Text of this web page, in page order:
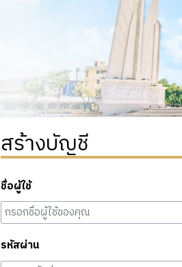
สร้างบัญชี
ชื่อผู้ใช้
รหัสผ่าน